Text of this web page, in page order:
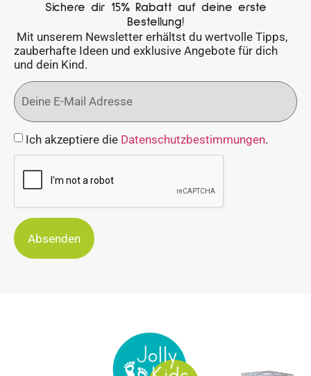
Sichere dir 15% Rabatt auf deine erste
Bestellung!
Mit unserem Newsletter erhältst du wertvolle Tipps,
zauberhafte Ideen und exklusive Angebote für dich
und dein Kind.
Ich akzeptiere die Datenschutzbestimmungen.
Absenden